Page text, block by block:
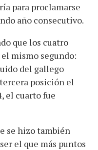
para proclamarse
año consecutivo.
que los cuatro
mismo segundo:
del gallego
posición el
el cuarto fue
se hizo también
el que más puntos